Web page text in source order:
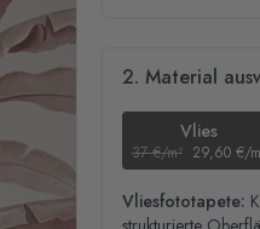
2. Material
Vlies
37 €/m² 29,60 €/
Vliesfototapete: